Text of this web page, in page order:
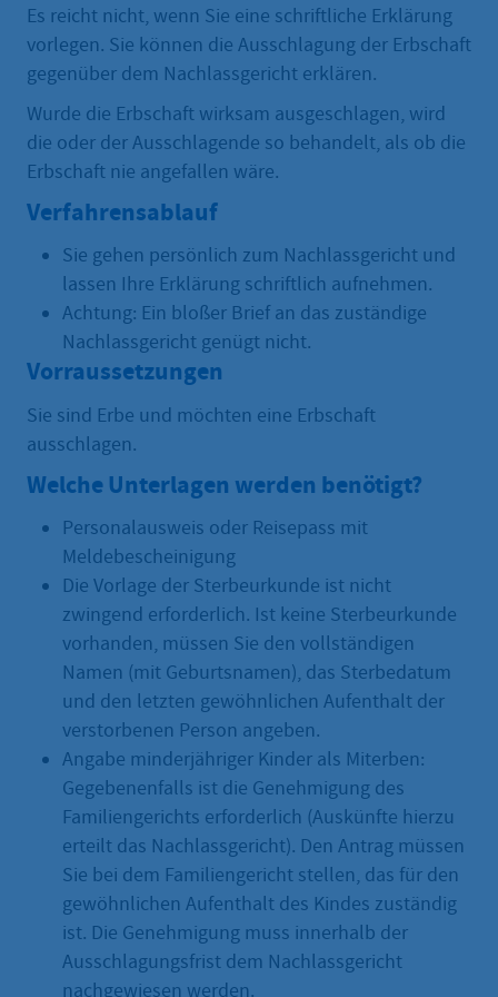
Es reicht nicht, wenn Sie eine schriftliche Erklärung
vorlegen. Sie können die Ausschlagung der Erbschaft
gegenüber dem Nachlassgericht erklären.
Wurde die Erbschaft wirksam ausgeschlagen, wird
die oder der Ausschlagende so behandelt, als ob die
Erbschaft nie angefallen wäre.
Verfahrensablauf
Sie gehen persönlich zum Nachlassgericht und
lassen Ihre Erklärung schriftlich aufnehmen.
Achtung: Ein bloßer Brief an das zuständige
Nachlassgericht genügt nicht.
Vorraussetzungen
Sie sind Erbe und möchten eine Erbschaft
ausschlagen.
Welche Unterlagen werden benötigt?
Personalausweis oder Reisepass mit
Meldebescheinigung
Die Vorlage der Sterbeurkunde ist nicht
zwingend erforderlich. Ist keine Sterbeurkunde
vorhanden, müssen Sie den vollständigen
Namen (mit Geburtsnamen), das Sterbedatum
und den letzten gewöhnlichen Aufenthalt der
verstorbenen Person angeben.
Angabe minderjähriger Kinder als Miterben:
Gegebenenfalls ist die Genehmigung des
Familiengerichts erforderlich (Auskünfte hierzu
erteilt das Nachlassgericht). Den Antrag müssen
Sie bei dem Familiengericht stellen, das für den
gewöhnlichen Aufenthalt des Kindes zuständig
ist. Die Genehmigung muss innerhalb der
Ausschlagungsfrist dem Nachlassgericht
nachgewiesen werden.